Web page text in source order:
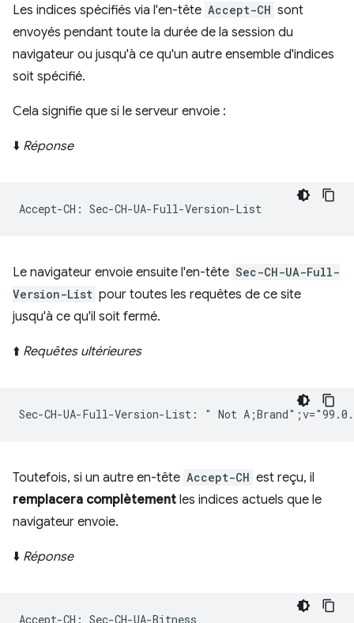
Les indices spécifiés via l'en-tête Accept-CH sont
envoyés pendant toute la durée de la session du
navigateur ou jusqu'à ce qu'un autre ensemble d'indices
soit spécifié.
Cela signifie que si le serveur envoie :
⬇️ Réponse
Le navigateur envoie ensuite l'en-tête Sec-CH-UA-Full-
Version-List pour toutes les requêtes de ce site
jusqu'à ce qu'il soit fermé.
⬆️ Requêtes ultérieures
Toutefois, si un autre en-tête Accept-CH est reçu, il
remplacera complètement les indices actuels que le
navigateur envoie.
⬇️ Réponse